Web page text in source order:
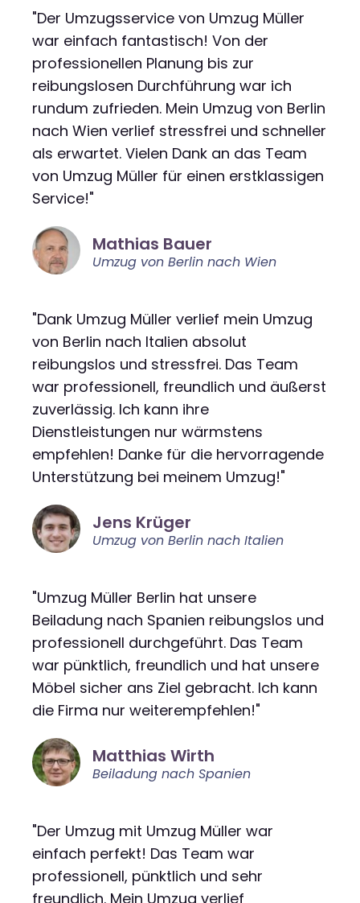
"Der Umzugsservice von Umzug Müller
war einfach fantastisch! Von der
professionellen Planung bis zur
reibungslosen Durchführung war ich
rundum zufrieden. Mein Umzug von Berlin
nach Wien verlief stressfrei und schneller
als erwartet. Vielen Dank an das Team
von Umzug Müller für einen erstklassigen
Service!"
Mathias Bauer
Umzug von Berlin nach Wien
"Dank Umzug Müller verlief mein Umzug
von Berlin nach Italien absolut
reibungslos und stressfrei. Das Team
war professionell, freundlich und äußerst
zuverlässig. Ich kann ihre
Dienstleistungen nur wärmstens
empfehlen! Danke für die hervorragende
Unterstützung bei meinem Umzug!"
Jens Krüger
Umzug von Berlin nach Italien
"Umzug Müller Berlin hat unsere
Beiladung nach Spanien reibungslos und
professionell durchgeführt. Das Team
war pünktlich, freundlich und hat unsere
Möbel sicher ans Ziel gebracht. Ich kann
die Firma nur weiterempfehlen!"
Matthias Wirth
Beiladung nach Spanien
"Der Umzug mit Umzug Müller war
einfach perfekt! Das Team war
professionell, pünktlich und sehr
freundlich. Mein Umzug verlief